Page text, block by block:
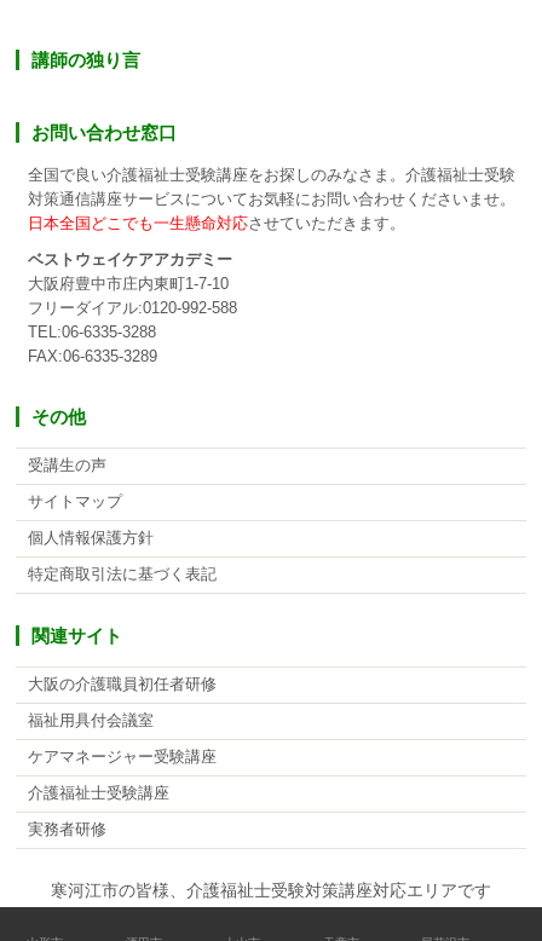
講師の独り言
お問い合わせ窓口
全国で良い介護福祉士受験講座をお探しのみなさま。介護福祉士受験
対策通信講座サービスについてお気軽にお問い合わせくださいませ。
日本全国どこでも一生懸命対応させていただきます。
ベストウェイケアアカデミー
大阪府豊中市庄内東町1-7-10
フリーダイアル:0120-992-588
TEL:06-6335-3288
FAX:06-6335-3289
その他
受講生の声
サイトマップ
個人情報保護方針
特定商取引法に基づく表記
関連サイト
大阪の介護職員初任者研修
福祉用具付会議室
ケアマネージャー受験講座
介護福祉士受験講座
実務者研修
寒河江市の皆様、介護福祉士受験対策講座対応エリアです